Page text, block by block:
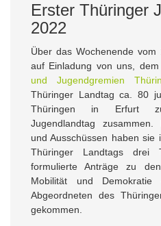
Erster Thüringer
2022
Über das Wochenende
auf Einladung von uns, dem
und Jugendgremien
Thüringer Landtag ca. 80
Thüringen in Erfurt
Jugendlandtag
und Ausschüssen haben sie
Thüringer Landtags drei
formulierte Anträge zu
Mobilität und
Abgeordneten des
gekommen.